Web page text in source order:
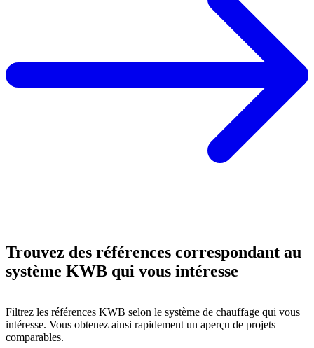
Trouvez des références correspondant au
système KWB qui vous intéresse
Filtrez les références KWB selon le système de chauffage qui vous
intéresse. Vous obtenez ainsi rapidement un aperçu de projets
comparables.